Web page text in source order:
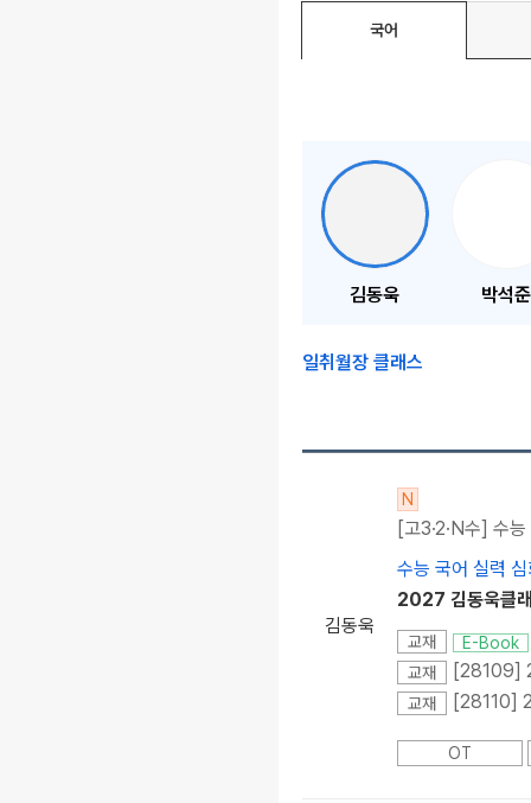
국어
김동욱 박석준
일취월장 클래스
김동욱
N
[고3·2·N수] 수
수능 국어 실력
2027 김동욱클
교재
E-Book
교재
[28109]
교재 [28110]
OT